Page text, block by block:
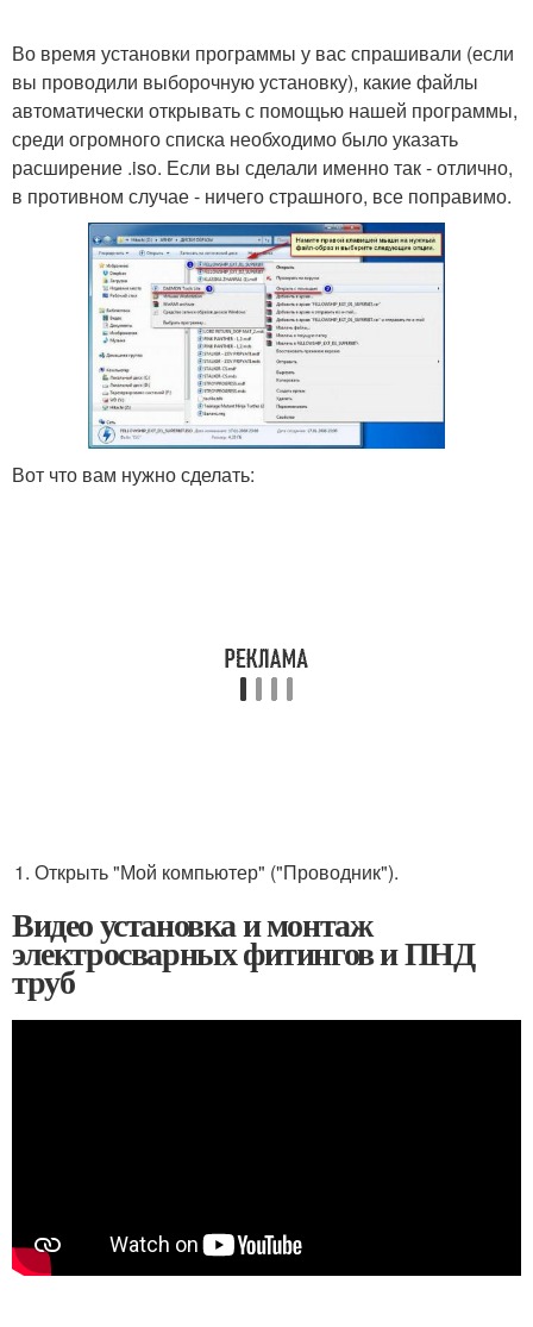
Во время установки программы у вас спрашивали (если
вы проводили выборочную установку), какие файлы
автоматически открывать с помощью нашей программы,
среди огромного списка необходимо было указать
расширение .iso. Если вы сделали именно так - отлично,
в противном случае - ничего страшного, все поправимо.
Вот что вам нужно сделать:
Открыть "Мой компьютер" ("Проводник").
Видео установка и монтаж
электросварных фитингов и ПНД
труб